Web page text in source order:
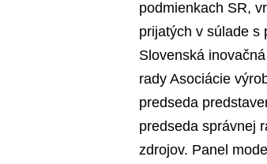
podmienkach SR,
prijatých v súlade s
Slovenská
rady Asociácie
predseda
predseda správnej
zdrojov. Panel